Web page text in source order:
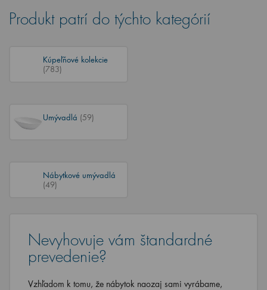
Produkt patrí do týchto kategórií
Kúpeľňové kolekcie
(783)
Umývadlá (59)
Nábytkové umývadlá
(49)
Nevyhovuje vám štandardné
prevedenie?
Vzhľadom k tomu, že nábytok naozaj sami vyrábame,